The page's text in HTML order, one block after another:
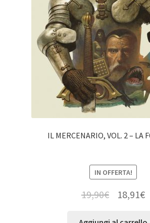
IL MERCENARIO, VOL. 2 – LA
IN OFFERTA!
19,90€ 18,91€